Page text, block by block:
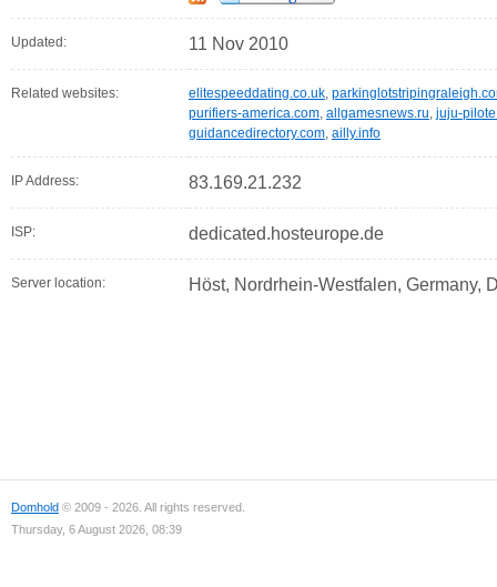
Updated: 11 Nov 2010
Related websites: elitespeeddating.co.uk,
purifiers-america.com, allgamesnews.ru, juju-
guidancedirectory.com, ailly.info
IP Address: 83.169.21.232
ISP: dedicated.hosteurope.de
Server location: Höst, Nordrhein-Westfalen, Germany,
Domhold © 2009 - 2026. All rights reserved.
Thursday, 6 August 2026, 08:39